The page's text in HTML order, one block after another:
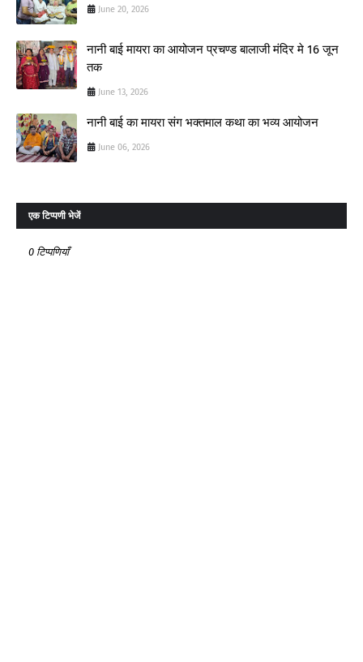
June 20, 2026
नानी बाई मायरा का आयोजन प्रचण्ड बालाजी मंदिर मे 16 जून
तक
June 13, 2026
नानी बाई का मायरा संग भक्तमाल कथा का भव्य आयोजन
June 06, 2026
एक टिप्पणी भेजें
0 टिप्पणियाँ